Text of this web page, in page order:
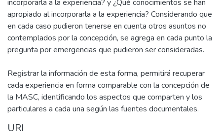
incorporarla a la experiencia? y ¿Qué conocimientos se han
apropiado al incorporarla a la experiencia? Considerando que
en cada caso pudieron tenerse en cuenta otros asuntos no
contemplados por la concepción, se agrega en cada punto la
pregunta por emergencias que pudieron ser consideradas.
Registrar la información de esta forma, permitirá recuperar
cada experiencia en forma comparable con la concepción de
la MASC, identificando los aspectos que comparten y los
particulares a cada una según las fuentes documentales.
URI